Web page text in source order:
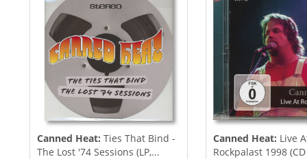
Canned Heat: Ties That Bind -
The Lost '74 Sessions (LP,...
Canned Heat: Live
Rockpalast 1998 (CD